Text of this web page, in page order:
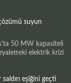
suyun
50 MW kapasiteli
elektrik krizi
eşiğini geçti